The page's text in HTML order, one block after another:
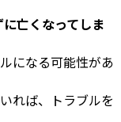
に亡くなってしま
になる可能性があ
れば、トラブルを